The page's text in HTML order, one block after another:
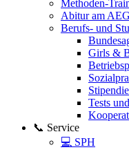
Methoden-
Abitur am AEG
Berufs- und
Girls &
Tests
📞 Service
💻 SPH